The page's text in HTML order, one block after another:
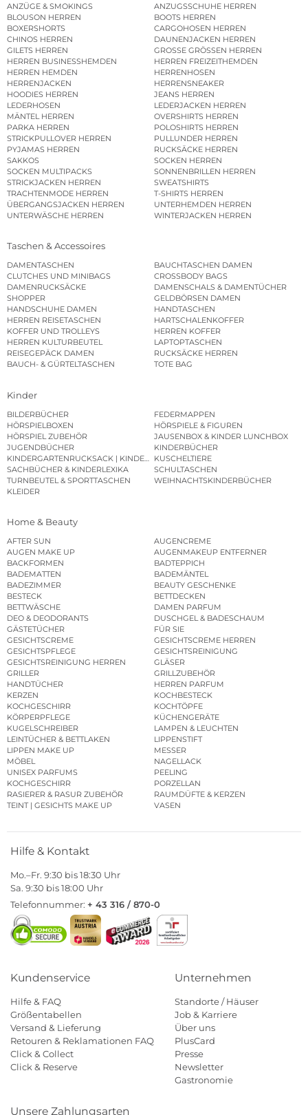
ANZÜGE & SMOKINGS
ANZUGSSCHUHE HERREN
BLOUSON HERREN
BOOTS HERREN
BOXERSHORTS
CARGOHOSEN HERREN
CHINOS HERREN
DAUNENJACKEN HERREN
GILETS HERREN
GROSSE GRÖSSEN HERREN
HERREN BUSINESSHEMDEN
HERREN FREIZEITHEMDEN
HERREN HEMDEN
HERRENHOSEN
HERRENJACKEN
HERRENSNEAKER
HOODIES HERREN
JEANS HERREN
LEDERHOSEN
LEDERJACKEN HERREN
MÄNTEL HERREN
OVERSHIRTS HERREN
PARKA HERREN
POLOSHIRTS HERREN
STRICKPULLOVER HERREN
PULLUNDER HERREN
PYJAMAS HERREN
RUCKSÄCKE HERREN
SAKKOS
SOCKEN HERREN
SOCKEN MULTIPACKS
SONNENBRILLEN HERREN
STRICKJACKEN HERREN
SWEATSHIRTS
TRACHTENMODE HERREN
T-SHIRTS HERREN
ÜBERGANGSJACKEN HERREN
UNTERHEMDEN HERREN
UNTERWÄSCHE HERREN
WINTERJACKEN HERREN
Taschen & Accessoires
DAMENTASCHEN
BAUCHTASCHEN DAMEN
CLUTCHES UND MINIBAGS
CROSSBODY BAGS
DAMENRUCKSÄCKE
DAMENSCHALS & DAMENTÜCHER
SHOPPER
GELDBÖRSEN DAMEN
HANDSCHUHE DAMEN
HANDTASCHEN
HERREN REISETASCHEN
HARTSCHALENKOFFER
KOFFER UND TROLLEYS
HERREN KOFFER
HERREN KULTURBEUTEL
LAPTOPTASCHEN
REISEGEPÄCK DAMEN
RUCKSÄCKE HERREN
BAUCH- & GÜRTELTASCHEN
TOTE BAG
Kinder
BILDERBÜCHER
FEDERMAPPEN
HÖRSPIELBOXEN
HÖRSPIELE & FIGUREN
HÖRSPIEL ZUBEHÖR
JAUSENBOX & KINDER LUNCHBOX
JUGENDBÜCHER
KINDERBÜCHER
KINDERGARTENRUCKSACK | KINDERGARTENBEUTEL
KUSCHELTIERE
SACHBÜCHER & KINDERLEXIKA
SCHULTASCHEN
TURNBEUTEL & SPORTTASCHEN
WEIHNACHTSKINDERBÜCHER
KLEIDER
Home & Beauty
AFTER SUN
AUGENCREME
AUGEN MAKE UP
AUGENMAKEUP ENTFERNER
BACKFORMEN
BADTEPPICH
BADEMATTEN
BADEMÄNTEL
BADEZIMMER
BEAUTY GESCHENKE
BESTECK
BETTDECKEN
BETTWÄSCHE
DAMEN PARFUM
DEO & DEODORANTS
DUSCHGEL & BADESCHAUM
GÄSTETÜCHER
FÜR SIE
GESICHTSCREME
GESICHTSCREME HERREN
GESICHTSPFLEGE
GESICHTSREINIGUNG
GESICHTSREINIGUNG HERREN
GLÄSER
GRILLER
GRILLZUBEHÖR
HANDTÜCHER
HERREN PARFUM
KERZEN
KOCHBESTECK
KOCHGESCHIRR
KOCHTÖPFE
KÖRPERPFLEGE
KÜCHENGERÄTE
KUGELSCHREIBER
LAMPEN & LEUCHTEN
LEINTÜCHER & BETTLAKEN
LIPPENSTIFT
LIPPEN MAKE UP
MESSER
MÖBEL
NAGELLACK
UNISEX PARFUMS
PEELING
KOCHGESCHIRR
PORZELLAN
RASIERER & RASUR ZUBEHÖR
RAUMDÜFTE & KERZEN
TEINT | GESICHTS MAKE UP
VASEN
Hilfe & Kontakt
Mo.–Fr. 9:30 bis 18:30 Uhr
Sa. 9:30 bis 18:00 Uhr
Telefonnummer: + 43 316 / 870-0
Kundenservice
Hilfe & FAQ
Größentabellen
Versand & Lieferung
Retouren & Reklamationen FAQ
Click & Collect
Click & Reserve
Unternehmen
Standorte / Häuser
Job & Karriere
Über uns
PlusCard
Presse
Newsletter
Gastronomie
Unsere Zahlungsarten